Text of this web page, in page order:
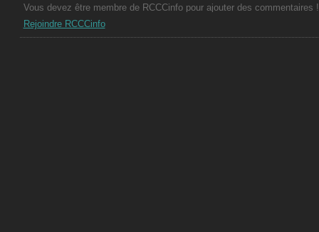
Vous devez être membre de RCCCinfo pour ajouter des commentaires !
Rejoindre RCCCinfo